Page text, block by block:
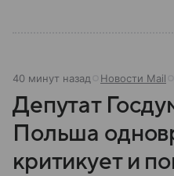
40 минут назад Новости Mail
Депутат
Польша
критикует и